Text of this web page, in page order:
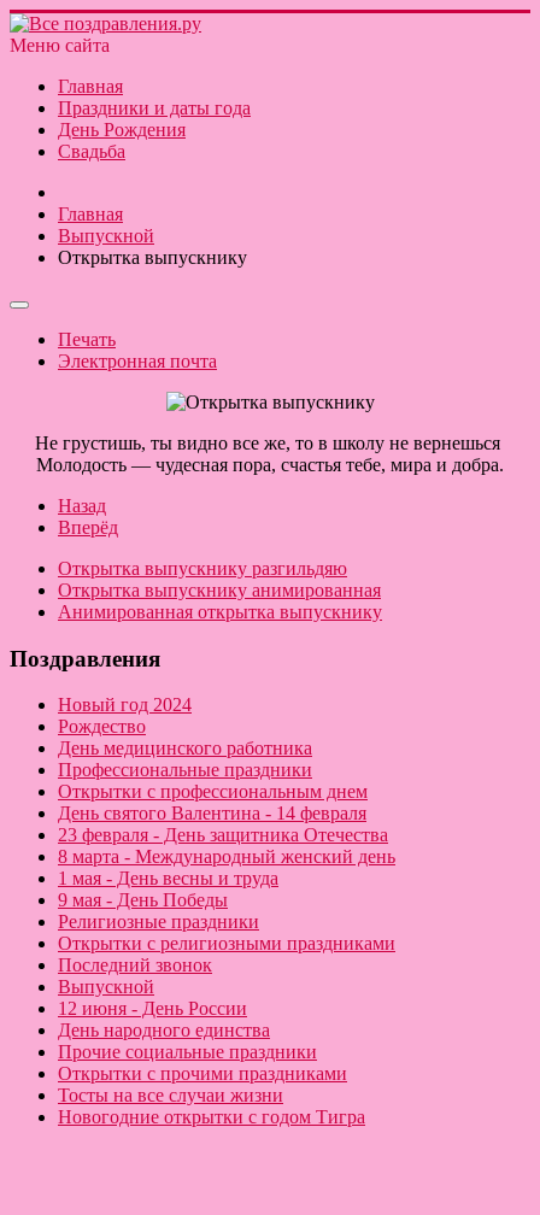
Меню сайта
Главная
Праздники и даты года
День Рождения
Свадьба
Главная
Выпускной
Открытка выпускнику
Печать
Электронная почта
Не грустишь, ты видно все же, то в школу не вернешься
Молодость — чудесная пора, счастья тебе, мира и добра.
Назад
Вперёд
Открытка выпускнику разгильдяю
Открытка выпускнику анимированная
Анимированная открытка выпускнику
Поздравления
Новый год 2024
Рождество
День медицинского работника
Профессиональные праздники
Открытки с профессиональным днем
День святого Валентина - 14 февраля
23 февраля - День защитника Отечества
8 марта - Международный женский день
1 мая - День весны и труда
9 мая - День Победы
Религиозные праздники
Открытки с религиозными праздниками
Последний звонок
Выпускной
12 июня - День России
День народного единства
Прочие социальные праздники
Открытки с прочими праздниками
Тосты на все случаи жизни
Новогодние открытки с годом Тигра